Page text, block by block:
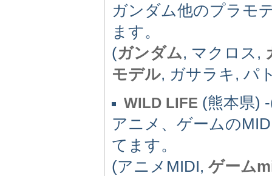
ガンダム他のプラモ
ます。
(ガンダム, マクロス,
モデル, ガサラキ, パ
WILD LIFE (熊本県)
アニメ、ゲームの
てます。
(アニメMIDI, ゲーム